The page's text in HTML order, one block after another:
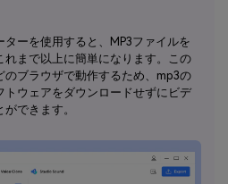
ーを使用すると、MP3ファイルを
れまで以上に簡単になります。この
のブラウザで動作するため、mp3の
ウェアをダウンロードせずにビデ
できます。